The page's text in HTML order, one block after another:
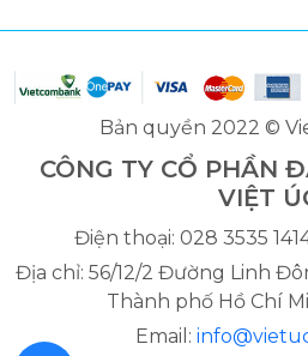
Bản quyền 2022 ©
CÔNG TY CỔ PHẦN
VIỆT
Điện thoại: 028 3535
Địa chỉ: 56/12/2 Đường Linh
Thành phố Hồ Chí
Email: